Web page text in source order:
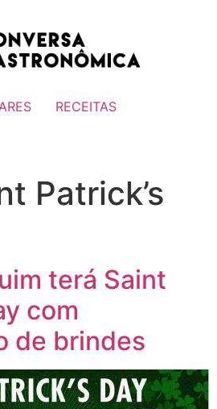
RECEITAS
Patrick’s
terá Saint
com
de brindes